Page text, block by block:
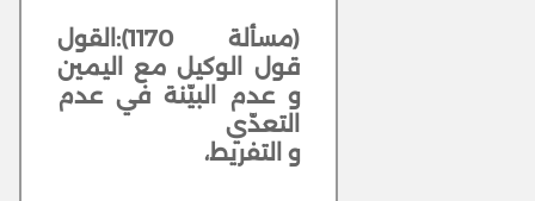
(مسألة 1170):القول
قول الوكيل مع اليمين
و عدم البيّنة في عدم
التعدّي
و التفريط،